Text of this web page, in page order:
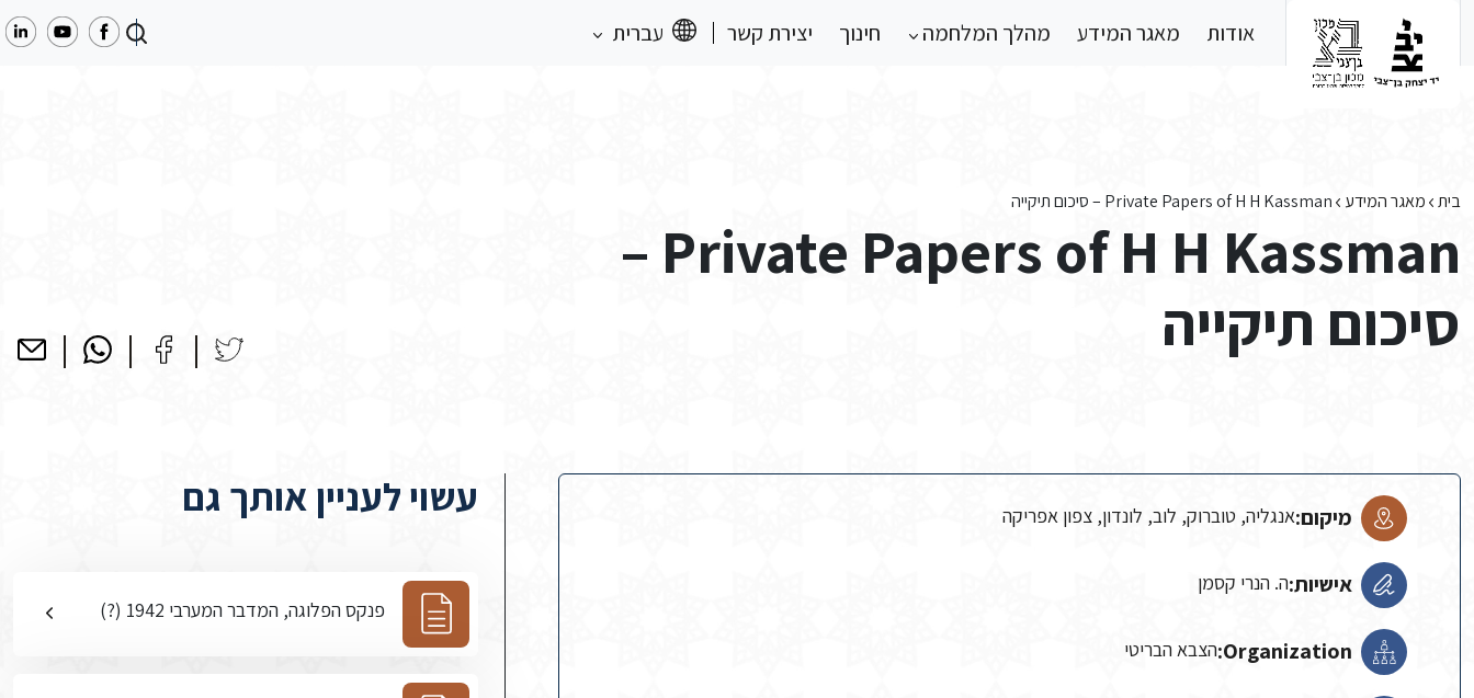
אודות מאגר המידע מהלך המלחמה חינוך יצירת קשר עברית
בית מאגר המידע Private Papers of H H Kassman – סיכום תיקייה
Private Papers of H H Kassman –
סיכום תיקייה
מיקום:אנגליה, טוברוק, לוב, לונדון, צפון אפריקה
אישיות:ה. הנרי קסמן
Organization: הצבא הבריטי
עשוי לעניין אותך גם
פנקס הפלוגה, המדבר המערבי 1942 (?)